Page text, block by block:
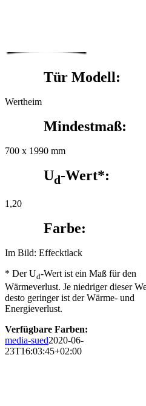
Tür Modell:
Wertheim
Mindestmaß:
700 x 1990 mm
Ud-Wert*:
1,20
Farbe:
Im Bild: Effecktlack
* Der Ud-Wert ist ein Maß für den
Wärmeverlust. Je niedriger dieser
desto geringer ist der Wärme- und
Energieverlust.
Verfügbare Farben:
media-sued2020-06-
23T16:03:45+02:00